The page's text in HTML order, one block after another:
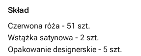
Skład
Czerwona róża - 51 szt.
Wstążka satynowa - 2 szt.
Opakowanie designerskie - 5 szt.